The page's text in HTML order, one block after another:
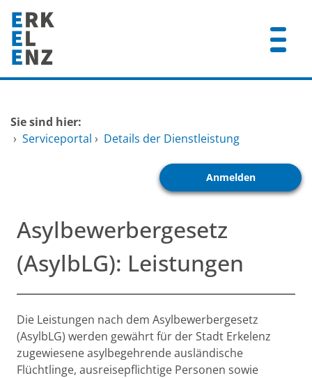
Zum Hauptinhalt springen
Dienstleistungen A-Z
Sie sind hier:
› Serviceportal › Details der Dienstleistung
Anmelden
Asylbewerbergesetz
(AsylbLG): Leistungen
Beschreibung
Die Leistungen nach dem Asylbewerbergesetz
(AsylbLG) werden gewährt für der Stadt Erkelenz
zugewiesene asylbegehrende ausländische
Flüchtlinge, ausreisepflichtige Personen sowie